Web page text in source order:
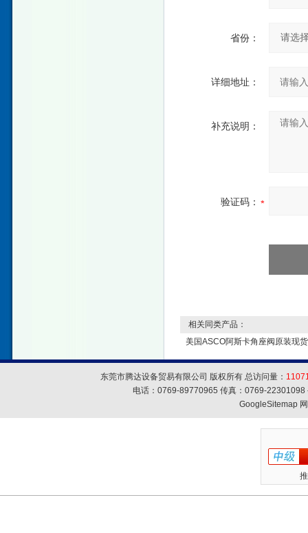
省份：
详细地址：
补充说明：
验证码：
相关同类产品：
美国ASCO阿斯卡角座阀原装现
东莞市腾达设备贸易有限公司 版权所有 总访问量：
电话：0769-89770965 传真：0769-
GoogleSitemap网